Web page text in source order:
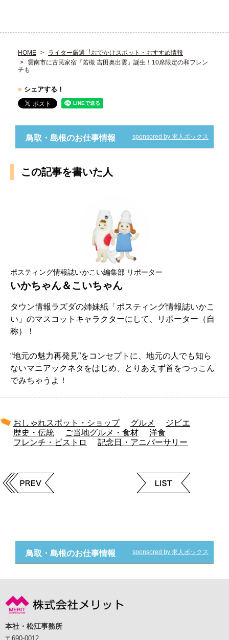
HOME
ライター厳選︕おでかけスポット・おすすめ情報
雲南市に古民家宿『若槻 吉田奥出雲』誕生！10席限定の和フレン
チも
■ シェアする！
鳥取・島根のお仕事情報 sponsored by 求人ボックス
この記事を書いた人
ポスティング情報誌いかこい編集部 リポーター
いかちゃん＆こいちゃん
タウン情報ラズダの姉妹紙「ポスティング情報誌いかこ
い」のマスコットキャラクターにして、リポーター（自
称）！
“地元の魅力再発見”をコンセプトに、地元の人でも知ら
ないマニアックネタをはじめ、とりあえず首をつっこん
でみちゃうよ！
おしゃれスポット・ショップ グルメ
ジビエ
歴史・伝統
ご当地グルメ・食材
洋食
フレンチ・ビストロ
記念日・アニバーサリー
鳥取・島根のお仕事情報 sponsored by 求人ボックス
本社・松江事務所
〒690-0012